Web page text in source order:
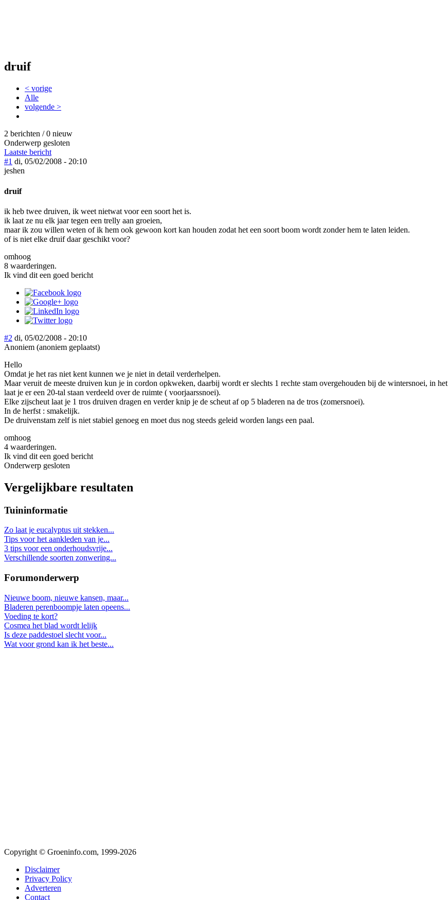
druif
< vorige
Alle
volgende >
2 berichten / 0 nieuw
Onderwerp gesloten
Laatste bericht
#1 di, 05/02/2008 - 20:10
jeshen
druif
ik heb twee druiven, ik weet nietwat voor een soort het is.
ik laat ze nu elk jaar tegen een trelly aan groeien,
maar ik zou willen weten of ik hem ook gewoon kort kan houden zodat het een soort boom wordt zonder hem te laten leiden.
of is niet elke druif daar geschikt voor?
omhoog
8 waarderingen.
Ik vind dit een goed bericht
#2 di, 05/02/2008 - 20:10
Anoniem (anoniem geplaatst)
Hello
Omdat je het ras niet kent kunnen we je niet in detail verderhelpen.
Maar veruit de meeste druiven kun je in cordon opkweken, daarbij wordt er slechts 1 rechte stam overgehouden bij de wintersnoei, in
laat je er een 20-tal staan verdeeld over de ruimte ( voorjaarssnoei).
Elke zijscheut laat je 1 tros druiven dragen en verder knip je de scheut af op 5 bladeren na de tros (zomersnoei).
In de herfst : smakelijk.
De druivenstam zelf is niet stabiel genoeg en moet dus nog steeds geleid worden langs een paal.
omhoog
4 waarderingen.
Ik vind dit een goed bericht
Onderwerp gesloten
Vergelijkbare resultaten
Tuininformatie
Zo laat je eucalyptus uit stekken...
Tips voor het aankleden van je...
3 tips voor een onderhoudsvrije...
Verschillende soorten zonwering...
Forumonderwerp
Nieuwe boom, nieuwe kansen, maar...
Bladeren perenboompje laten opeens...
Voeding te kort?
Cosmea het blad wordt lelijk
Is deze paddestoel slecht voor...
Wat voor grond kan ik het beste...
Copyright © Groeninfo.com, 1999-2026
Disclaimer
Privacy Policy
Adverteren
Contact